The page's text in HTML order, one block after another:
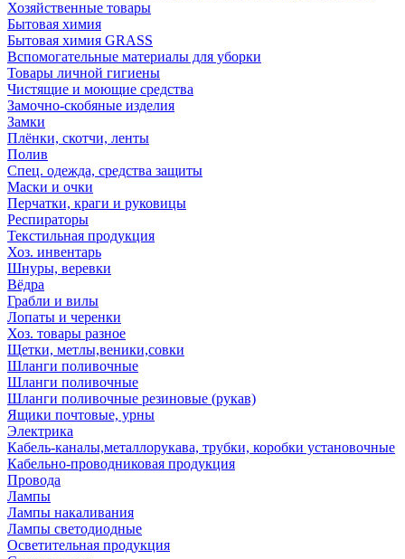
Хозяйственные товары
Бытовая химия
Бытовая химия GRASS
Вспомогательные материалы для уборки
Товары личной гигиены
Чистящие и моющие средства
Замочно-скобяные изделия
Замки
Плёнки, скотчи, ленты
Полив
Спец. одежда, средства защиты
Маски и очки
Перчатки, краги и руковицы
Респираторы
Текстильная продукция
Хоз. инвентарь
Шнуры, веревки
Вёдра
Грабли и вилы
Лопаты и черенки
Хоз. товары разное
Щетки, метлы,веники,совки
Шланги поливочные
Шланги поливочные
Шланги поливочные резиновые (рукав)
Ящики почтовые, урны
Электрика
Кабель-каналы,металлорукава, трубки, коробки установочные
Кабельно-проводниковая продукция
Провода
Лампы
Лампы накаливания
Лампы светодиодные
Осветительная продукция